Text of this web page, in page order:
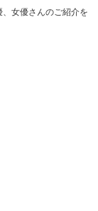
女優さんのご紹介を